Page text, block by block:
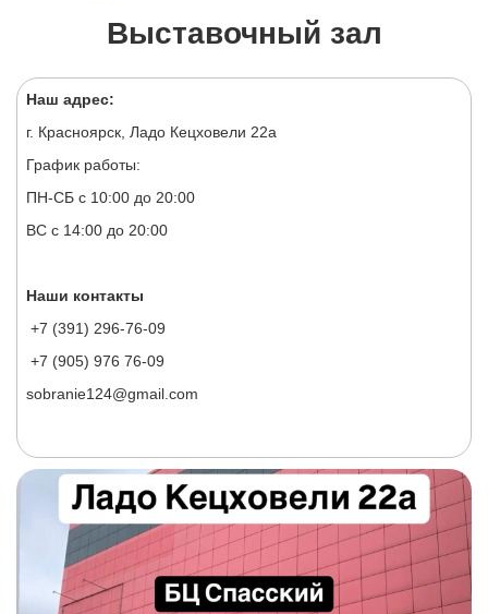
Выставочный зал
Наш адрес:
г. Красноярск, Ладо Кецховели 22а
График работы:
ПН-СБ с 10:00 до 20:00
ВС с 14:00 до 20:00
Наши контакты
+7 (391) 296-76-09
+7 (905) 976 76-09
sobranie124@gmail.com